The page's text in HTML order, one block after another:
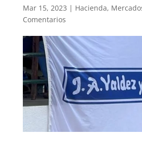
Mar 15, 2023 | Hacienda,
Comentarios